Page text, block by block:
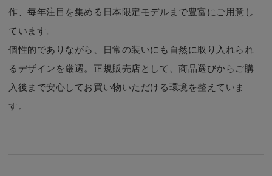
作、毎年注目を集める日本限定モデルまで豊富にご用意し
ています。
個性的でありながら、日常の装いにも自然に取り入れられ
るデザインを厳選。正規販売店として、商品選びからご購
入後まで安心してお買い物いただける環境を整えていま
す。